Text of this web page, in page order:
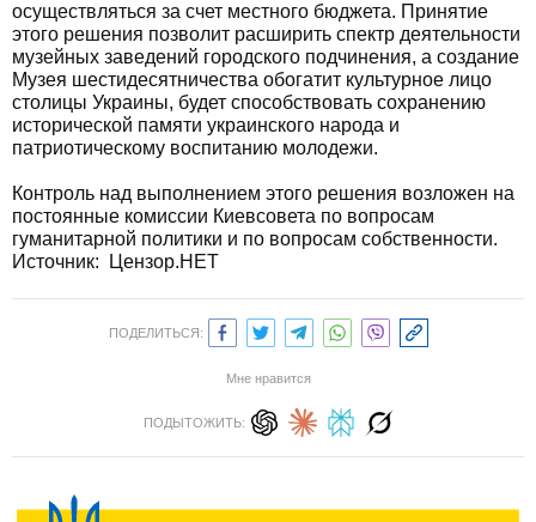
осуществляться за счет местного бюджета. Принятие
этого решения позволит расширить спектр деятельности
музейных заведений городского подчинения, а создание
Музея шестидесятничества обогатит культурное лицо
столицы Украины, будет способствовать сохранению
исторической памяти украинского народа и
патриотическому воспитанию молодежи.
Контроль над выполнением этого решения возложен на
постоянные комиссии Киевсовета по вопросам
гуманитарной политики и по вопросам собственности.
Источник: Цензор.НЕТ
ПОДЕЛИТЬСЯ:
Мне нравится
ПОДЫТОЖИТЬ: